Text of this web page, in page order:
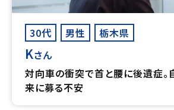
30代 男性 栃木県
Kさん
対向車の衝突で首と腰に後遺症。
来に募る不安